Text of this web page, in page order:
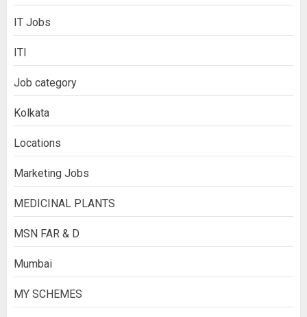
IT Jobs
ITI
Job category
Kolkata
Locations
Marketing Jobs
MEDICINAL PLANTS
MSN FAR & D
Mumbai
MY SCHEMES